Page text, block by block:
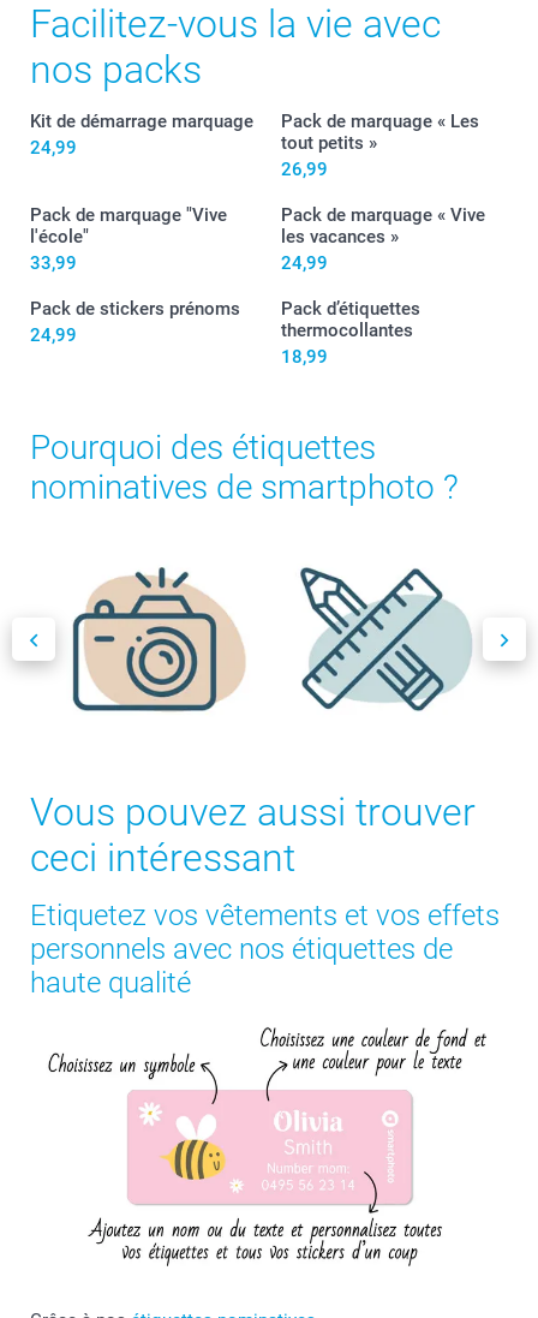
Facilitez-vous la vie avec
nos packs
Kit de démarrage marquage
24,99
Pack de marquage « Les
tout petits »
26,99
Pack de marquage "Vive
l'école"
33,99
Pack de marquage « Vive
les vacances »
24,99
Pack de stickers prénoms
24,99
Pack d’étiquettes
thermocollantes
18,99
Pourquoi des étiquettes
nominatives de smartphoto ?
Vous pouvez aussi trouver
ceci intéressant
Etiquetez vos vêtements et vos effets
personnels avec nos étiquettes de
haute qualité